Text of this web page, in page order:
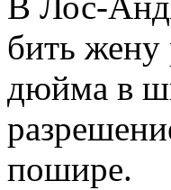
бить
дюйма в
пошире.